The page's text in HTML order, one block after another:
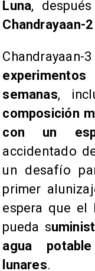
Luna,
Chandrayaan-2
semanas,
composición
con un
accidentado
un desafío
primer
espera que el
pueda s
agua
lunares.